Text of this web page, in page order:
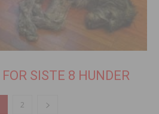
SISTE 8 HUNDER
2